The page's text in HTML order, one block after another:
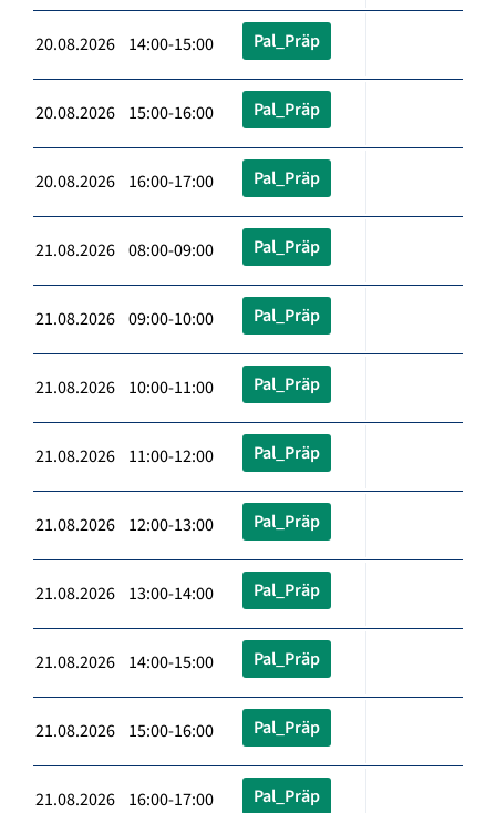
20.08.2026 14:00-15:00 Pal_Präp
20.08.2026 15:00-16:00 Pal_Präp
20.08.2026 16:00-17:00 Pal_Präp
21.08.2026 08:00-09:00 Pal_Präp
21.08.2026 09:00-10:00 Pal_Präp
21.08.2026 10:00-11:00 Pal_Präp
21.08.2026 11:00-12:00 Pal_Präp
21.08.2026 12:00-13:00 Pal_Präp
21.08.2026 13:00-14:00 Pal_Präp
21.08.2026 14:00-15:00 Pal_Präp
21.08.2026 15:00-16:00 Pal_Präp
21.08.2026 16:00-17:00 Pal_Präp